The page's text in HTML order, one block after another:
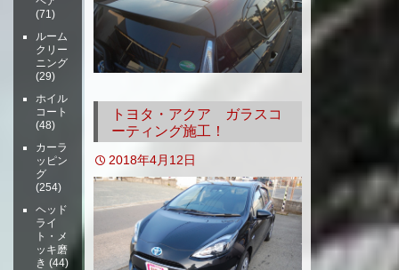
トヨタ・アクア ガラスコ
ーティング施工！
2018年4月12日
(71)
ルーム
クリー
ニング
(29)
ホイル
コート
(48)
カーラ
ッピン
グ
(254)
ヘッド
ライ
ト・メ
ッキ磨
き (44)